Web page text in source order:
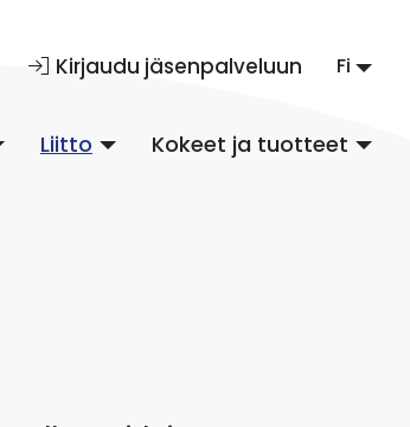
Liitto Kokeet ja tuotteet
Kirjaudu jäsenpalveluun Fi